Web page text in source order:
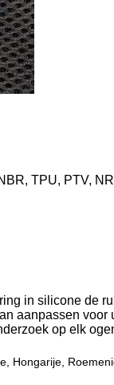
TPU, PTV,
in silicone de
aanpassen voor
op elk
Hongarije,